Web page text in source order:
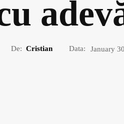
De: Cristian Data: January